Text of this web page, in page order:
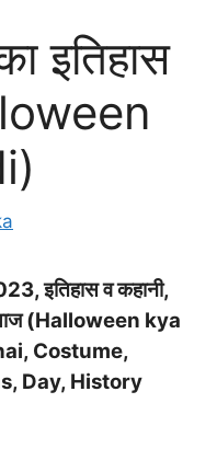
इतिहास
इतिहास व कहानी,
(Halloween kya
Costume,
Day, History